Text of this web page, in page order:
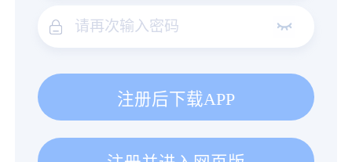
注册后下载APP